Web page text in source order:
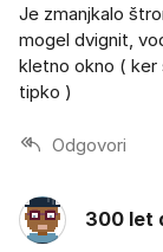
Je zmanjkalo
mogel dvignit,
kletno okno ( ker
tipko )
Odgovori
300 let